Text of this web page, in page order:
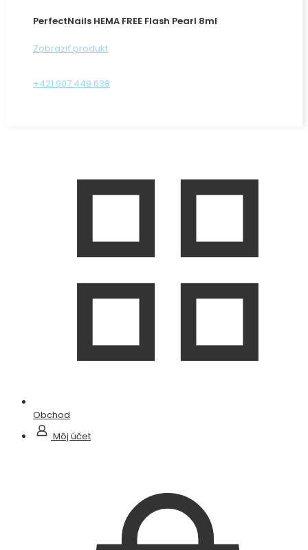
PerfectNails HEMA FREE Flash Pearl 8ml
Zobraziť produkt
+421 907 449 638
Obchod
Môj účet